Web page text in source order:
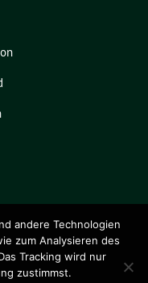
andere Technologien
zum Analysieren des
Tracking wird nur
zustimmst.